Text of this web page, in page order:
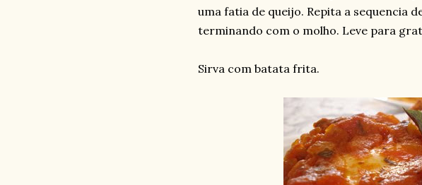
uma fatia de queijo. Repita a sequencia
terminando com o molho. Leve para
Sirva com batata frita.